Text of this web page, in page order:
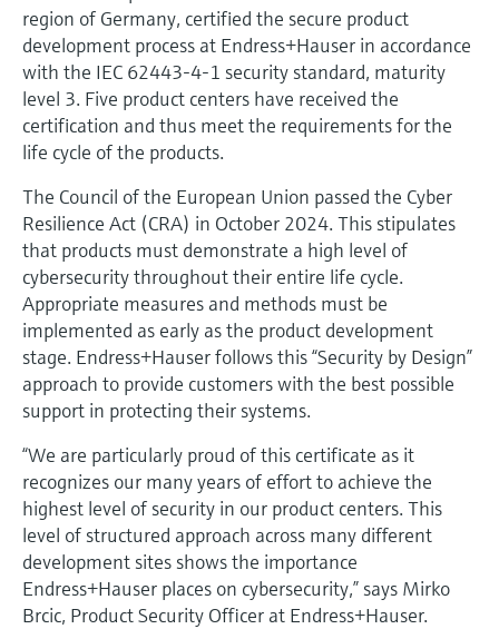
Device Viewer
Find product-specific information and
documentation
Spare parts finder
Find spare parts by product root, order code,
or serial number
Level measurement with pressure
Alles winkelen
Memosens technology
Alles winkelen
besluitvormingsniveau
region of Germany, certified the secure product
development process at Endress+Hauser in accordance
with the IEC 62443-4-1 security standard, maturity
level 3. Five product centers have received the
certification and thus meet the requirements for the
life cycle of the products.
The Council of the European Union passed the Cyber
Resilience Act (CRA) in October 2024. This stipulates
that products must demonstrate a high level of
cybersecurity throughout their entire life cycle.
Appropriate measures and methods must be
implemented as early as the product development
stage. Endress+Hauser follows this “Security by Design”
approach to provide customers with the best possible
support in protecting their systems.
“We are particularly proud of this certificate as it
recognizes our many years of effort to achieve the
highest level of security in our product centers. This
level of structured approach across many different
development sites shows the importance
Endress+Hauser places on cybersecurity,” says Mirko
Brcic, Product Security Officer at Endress+Hauser.